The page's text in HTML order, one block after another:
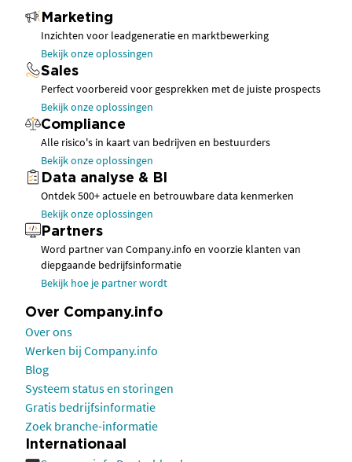
Marketing
Inzichten voor leadgeneratie en marktbewerking
Bekijk onze oplossingen
Sales
Perfect voorbereid voor gesprekken met de juiste prospects
Bekijk onze oplossingen
Compliance
Alle risico's in kaart van bedrijven en bestuurders
Bekijk onze oplossingen
Data analyse & BI
Ontdek 500+ actuele en betrouwbare data kenmerken
Bekijk onze oplossingen
Partners
Word partner van Company.info en voorzie klanten van
diepgaande bedrijfsinformatie
Bekijk hoe je partner wordt
Over Company.info
Over ons
Werken bij Company.info
Blog
Systeem status en storingen
Gratis bedrijfsinformatie
Zoek branche-informatie
Internationaal